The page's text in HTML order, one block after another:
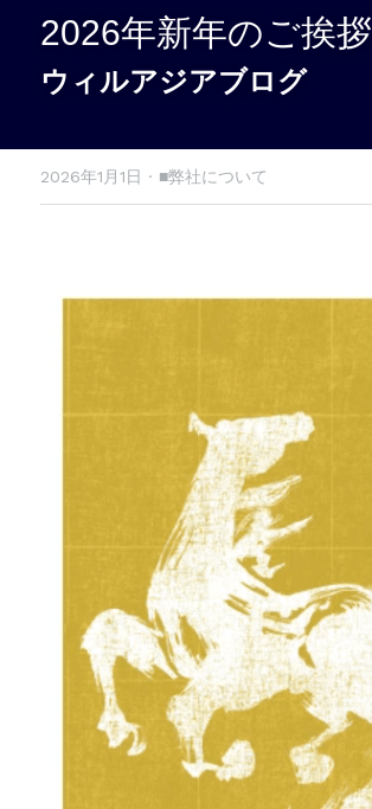
2026年新年のご挨拶
ウィルアジアブログ
2026年1月1日 · ■弊社について